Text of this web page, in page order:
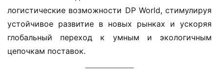
к
е
л
логистические возможности DP World, стимулируя
устойчивое развитие в новых рынках и ускоряя
глобальный переход к умным и экологичным
цепочкам поставок.